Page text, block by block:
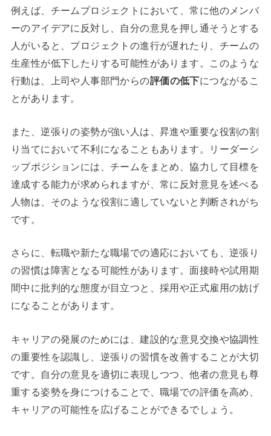
例えば、チームプロジェクトにおいて、常に他のメンバ
ーのアイデアに反対し、自分の意見を押し通そうとする
人がいると、プロジェクトの進行が遅れたり、チームの
生産性が低下したりする可能性があります。このような
行動は、上司や人事部門からの評価の低下につながるこ
とがあります。
また、逆張りの姿勢が強い人は、昇進や重要な役割の割
り当てにおいて不利になることもあります。リーダーシ
ップポジションには、チームをまとめ、協力して目標を
達成する能力が求められますが、常に反対意見を述べる
人物は、そのような役割に適していないと判断されがち
です。
さらに、転職や新たな職場での適応においても、逆張り
の習慣は障害となる可能性があります。面接時や試用期
間中に批判的な態度が目立つと、採用や正式雇用の妨げ
になることがあります。
キャリアの発展のためには、建設的な意見交換や協調性
の重要性を認識し、逆張りの習慣を改善することが大切
です。自分の意見を適切に表現しつつ、他者の意見も尊
重する姿勢を身につけることで、職場での評価を高め、
キャリアの可能性を広げることができるでしょう。